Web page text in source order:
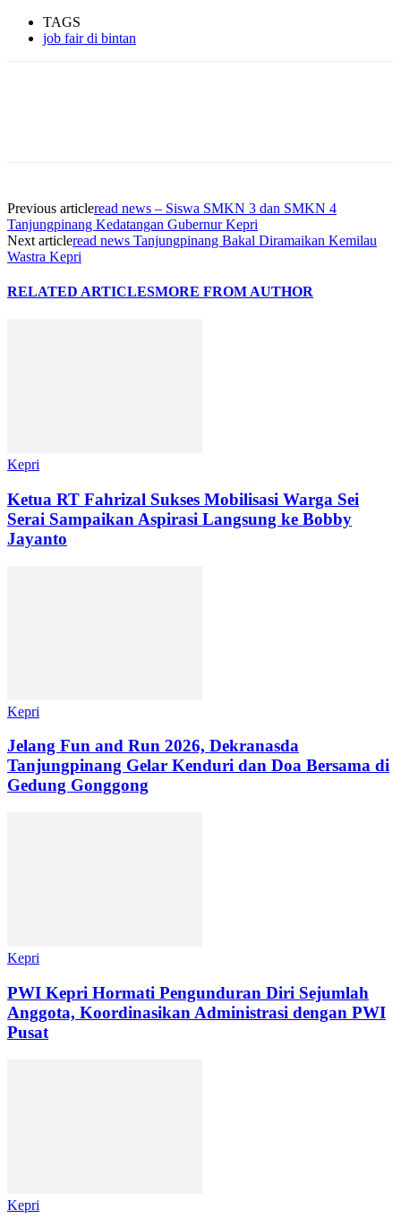
TAGS
job fair di bintan
Previous articleread news – Siswa SMKN 3 dan SMKN 4
Tanjungpinang Kedatangan Gubernur Kepri
Next articleread news Tanjungpinang Bakal Diramaikan Kemilau
Wastra Kepri
RELATED ARTICLESMORE FROM AUTHOR
Kepri
Ketua RT Fahrizal Sukses Mobilisasi Warga Sei
Serai Sampaikan Aspirasi Langsung ke Bobby
Jayanto
Kepri
Jelang Fun and Run 2026, Dekranasda
Tanjungpinang Gelar Kenduri dan Doa Bersama di
Gedung Gonggong
Kepri
PWI Kepri Hormati Pengunduran Diri Sejumlah
Anggota, Koordinasikan Administrasi dengan PWI
Pusat
Kepri